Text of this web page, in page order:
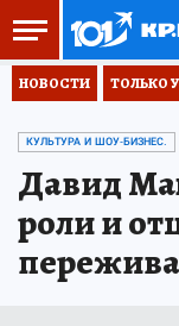
НОВОСТИ ТОЛЬКО
КУЛЬТУРА И ШОУ-БИЗНЕС.
Давид
роли и